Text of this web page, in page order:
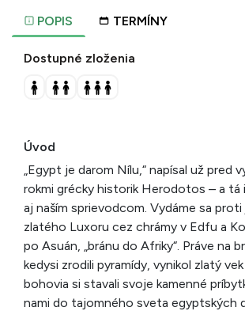
POPIS TERMÍNY
Dostupné zloženia
Úvod
„Egypt je darom Nílu,“ napísal už pred
rokmi grécky historik Herodotos – a tá
aj naším sprievodcom. Vydáme sa
zlatého Luxoru cez chrámy v Edfu a
po Asuán, „bránu do Afriky“. Práve na
kedysi zrodili pyramídy, vynikol zlatý
bohovia si stavali svoje kamenné
nami do tajomného sveta egyptských